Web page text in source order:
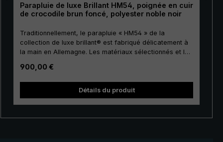
Parapluie de luxe Brillant HM54, poignée en cuir
de crocodile brun foncé, polyester noble noir
Traditionnellement, le parapluie « HM54 » de la
collection de luxe brillant® est fabriqué délicatement à
la main en Allemagne. Les matériaux sélectionnés et la
pour hommes un investissement pour la vie. La toile de
couverture est fabriquée en polyester précieux
européen de haute qualité et a une taille agréable. Pour
la canne, les baleines et le tape terre, on utilise un
une stabilité particulière. La poignée courbée ronde est
Prix régulier :
900,00 €
Détails du produit